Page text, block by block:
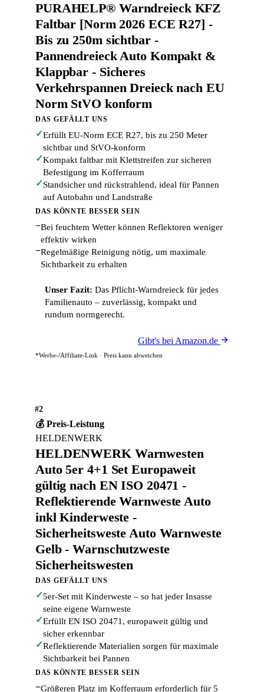
PURAHELP® Warndreieck KFZ
Faltbar [Norm 2026 ECE R27] -
Bis zu 250m sichtbar -
Pannendreieck Auto Kompakt &
Klappbar - Sicheres
Verkehrspannen Dreieck nach EU
Norm StVO konform
DAS GEFÄLLT UNS
✓Erfüllt EU-Norm ECE R27, bis zu 250 Meter
sichtbar und StVO-konform
✓Kompakt faltbar mit Klettstreifen zur sicheren
Befestigung im Kofferraum
✓Standsicher und rückstrahlend, ideal für Pannen
auf Autobahn und Landstraße
DAS KÖNNTE BESSER SEIN
−Bei feuchtem Wetter können Reflektoren weniger
effektiv wirken
−Regelmäßige Reinigung nötig, um maximale
Sichtbarkeit zu erhalten
Unser Fazit: Das Pflicht-Warndreieck für jedes
Familienauto – zuverlässig, kompakt und
rundum normgerecht.
Gibt's bei Amazon.de
*Werbe-/Affiliate-Link · Preis kann abweichen
#2
💰 Preis-Leistung
HELDENWERK
HELDENWERK Warnwesten
Auto 5er 4+1 Set Europaweit
gültig nach EN ISO 20471 -
Reflektierende Warnweste Auto
inkl Kinderweste -
Sicherheitsweste Auto Warnweste
Gelb - Warnschutzweste
Sicherheitswesten
DAS GEFÄLLT UNS
✓5er-Set mit Kinderweste – so hat jeder Insasse
seine eigene Warnweste
✓Erfüllt EN ISO 20471, europaweit gültig und
sicher erkennbar
✓Reflektierende Materialien sorgen für maximale
Sichtbarkeit bei Pannen
DAS KÖNNTE BESSER SEIN
−Größeren Platz im Kofferraum erforderlich für 5